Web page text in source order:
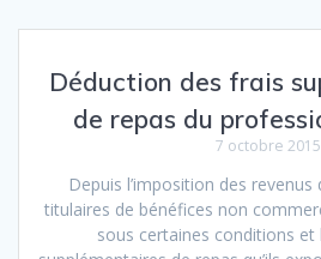
Déduction des frais
de repas du
7 octobre 2015
Depuis l’imposition des revenus
titulaires de bénéfices non
sous certaines conditions et